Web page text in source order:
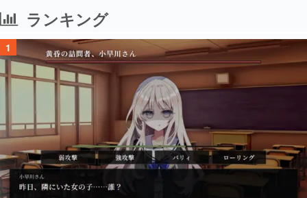
ランキング
1